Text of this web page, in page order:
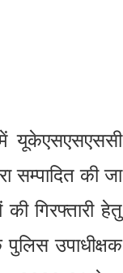
यूकेएसएसएससी
सम्पादित की जा
गिरफ्तारी हेतु
उपाधीक्षक